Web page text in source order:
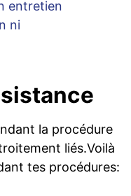
entretien
ni
la procédure
liés.Voilà
tes procédures: